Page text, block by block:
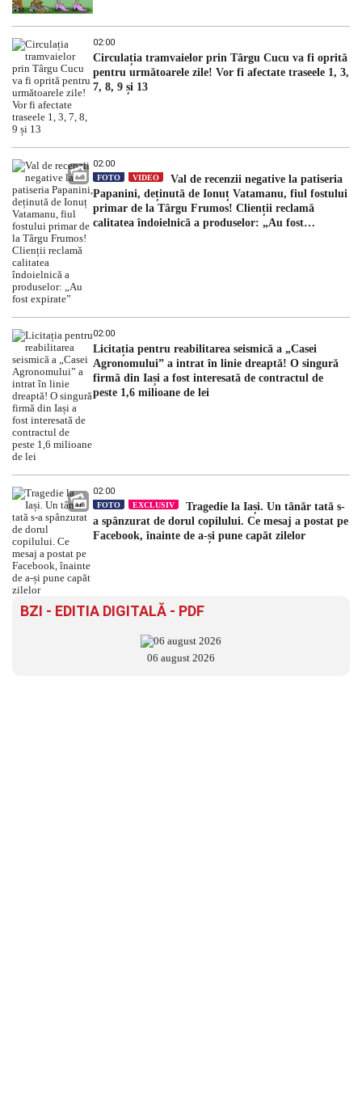
02:00
Circulația tramvaielor prin Târgu Cucu va fi oprită
pentru următoarele zile! Vor fi afectate traseele 1, 3,
7, 8, 9 și 13
02:00
FOTO VIDEO
Val de recenzii negative la patiseria
Papanini, deținută de Ionuț Vatamanu, fiul fostului
primar de la Târgu Frumos! Clienții reclamă
calitatea îndoielnică a produselor: „Au fost
02:00
Licitația pentru reabilitarea seismică a „Casei
Agronomului” a intrat în linie dreaptă! O singură
firmă din Iași a fost interesată de contractul de
peste 1,6 milioane de lei
02:00
FOTO EXCLUSIV
Tragedie la Iași. Un tânăr tată s-
a spânzurat de dorul copilului. Ce mesaj a postat pe
Facebook, înainte de a-și pune capăt zilelor
BZI - EDITIA DIGITALĂ - PDF
06 august 2026